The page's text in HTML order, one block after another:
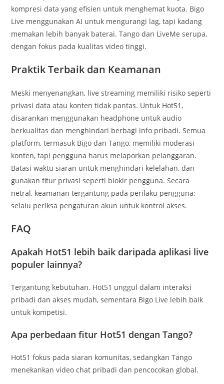
kompresi data yang efisien untuk menghemat kuota. Bigo
Live menggunakan AI untuk mengurangi lag, tapi kadang
memakan lebih banyak baterai. Tango dan LiveMe serupa,
dengan fokus pada kualitas video tinggi.
Praktik Terbaik dan Keamanan
Meski menyenangkan, live streaming memiliki risiko seperti
privasi data atau konten tidak pantas. Untuk Hot51,
disarankan menggunakan headphone untuk audio
berkualitas dan menghindari berbagi info pribadi. Semua
platform, termasuk Bigo dan Tango, memiliki moderasi
konten, tapi pengguna harus melaporkan pelanggaran.
Batasi waktu siaran untuk menghindari kelelahan, dan
gunakan fitur privasi seperti blokir pengguna. Secara
netral, keamanan tergantung pada perilaku pengguna;
selalu periksa pengaturan akun untuk kontrol akses.
FAQ
Apakah Hot51 lebih baik daripada aplikasi live
populer lainnya?
Tergantung kebutuhan. Hot51 unggul dalam interaksi
pribadi dan akses mudah, sementara Bigo Live lebih baik
untuk kompetisi.
Apa perbedaan fitur Hot51 dengan Tango?
Hot51 fokus pada siaran komunitas, sedangkan Tango
menekankan video chat pribadi dan pencocokan global.